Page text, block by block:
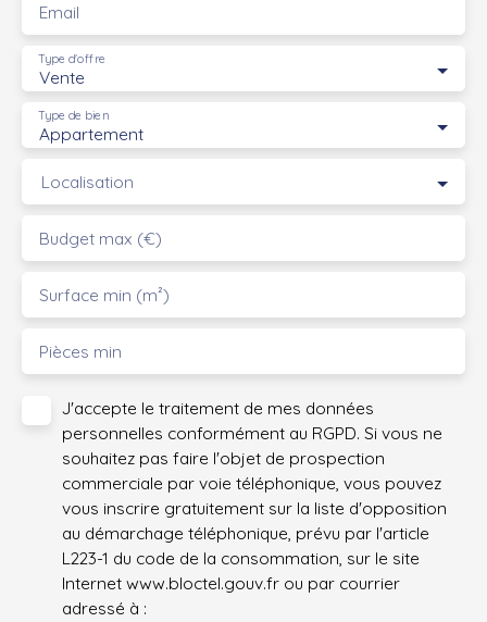
Email
Vente
Type d'offre
Appartement
Type de bien
Localisation
Budget max (€)
Surface min (m²)
Pièces min
J'accepte le traitement de mes données
personnelles conformément au RGPD. Si vous ne
souhaitez pas faire l'objet de prospection
commerciale par voie téléphonique, vous pouvez
vous inscrire gratuitement sur la liste d'opposition
au démarchage téléphonique, prévu par l'article
L223-1 du code de la consommation, sur le site
Internet www.bloctel.gouv.fr ou par courrier
adressé à :